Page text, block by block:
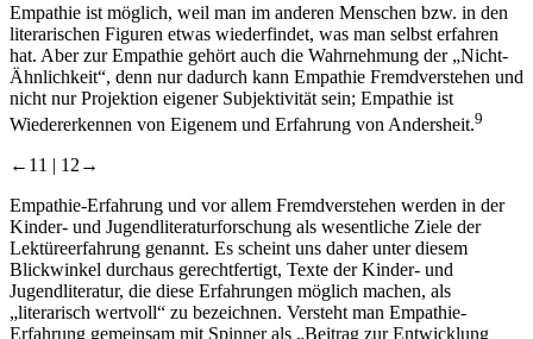
Empathie ist möglich, weil man im anderen Menschen bzw. in den
literarischen Figuren etwas wiederfindet, was man selbst erfahren
hat. Aber zur Empathie gehört auch die Wahrnehmung der „Nicht-
Ähnlichkeit“, denn nur dadurch kann Empathie Fremdverstehen und
nicht nur Projektion eigener Subjektivität sein; Empathie ist
Wiedererkennen von Eigenem und Erfahrung von Andersheit.9
←11 | 12→
Empathie-Erfahrung und vor allem Fremdverstehen werden in der
Kinder- und Jugendliteraturforschung als wesentliche Ziele der
Lektüreerfahrung genannt. Es scheint uns daher unter diesem
Blickwinkel durchaus gerechtfertigt, Texte der Kinder- und
Jugendliteratur, die diese Erfahrungen möglich machen, als
„literarisch wertvoll“ zu bezeichnen. Versteht man Empathie-
Erfahrung gemeinsam mit Spinner als „Beitrag zur Entwicklung